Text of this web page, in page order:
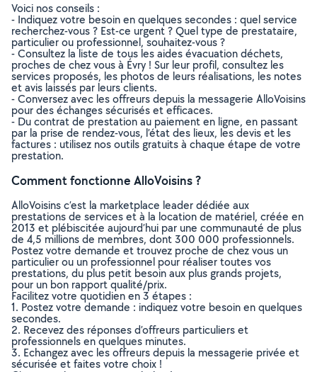
Voici nos conseils :
- Indiquez votre besoin en quelques secondes : quel service
recherchez-vous ? Est-ce urgent ? Quel type de prestataire,
particulier ou professionnel, souhaitez-vous ?
- Consultez la liste de tous les aides évacuation déchets,
proches de chez vous à Évry ! Sur leur profil, consultez les
services proposés, les photos de leurs réalisations, les notes
et avis laissés par leurs clients.
- Conversez avec les offreurs depuis la messagerie AlloVoisins
pour des échanges sécurisés et efficaces.
- Du contrat de prestation au paiement en ligne, en passant
par la prise de rendez-vous, l’état des lieux, les devis et les
factures : utilisez nos outils gratuits à chaque étape de votre
prestation.
Comment fonctionne AlloVoisins ?
AlloVoisins c’est la marketplace leader dédiée aux
prestations de services et à la location de matériel, créée en
2013 et plébiscitée aujourd’hui par une communauté de plus
de 4,5 millions de membres, dont 300 000 professionnels.
Postez votre demande et trouvez proche de chez vous un
particulier ou un professionnel pour réaliser toutes vos
prestations, du plus petit besoin aux plus grands projets,
pour un bon rapport qualité/prix.
Facilitez votre quotidien en 3 étapes :
1. Postez votre demande : indiquez votre besoin en quelques
secondes.
2. Recevez des réponses d’offreurs particuliers et
professionnels en quelques minutes.
3. Echangez avec les offreurs depuis la messagerie privée et
sécurisée et faites votre choix !